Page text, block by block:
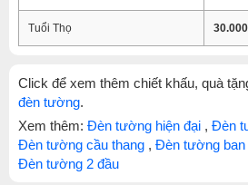
Tuổi Thọ
Click để xem thêm chiết khấu, quà
đèn tường.
Xem thêm: Đèn tường hiện đại , Đèn
Đèn tường cầu thang , Đèn tường ban
Đèn tường 2 đầu